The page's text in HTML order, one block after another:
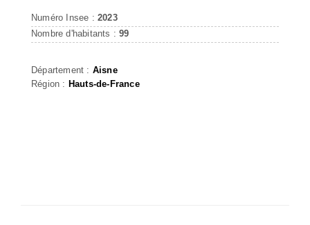
Numéro Insee : 2023
Nombre d'habitants :99
Département : Aisne
Région : Hauts-de-France